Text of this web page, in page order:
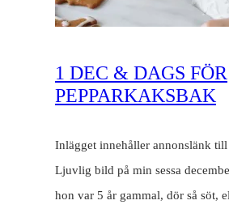
1 DEC & DAGS FÖR
PEPPARKAKSBAK
Inlägget innehåller annonslänk till
Ljuvlig bild på min sessa
hon var 5 år gammal, dör så söt,